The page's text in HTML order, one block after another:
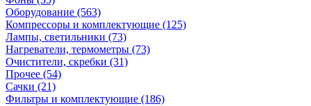
Оборудование (563)
Компрессоры и комплектующие (125)
Лампы, светильники (73)
Нагреватели, термометры (73)
Очистители, скребки (31)
Прочее (54)
Сачки (21)
Фильтры и комплектующие (186)